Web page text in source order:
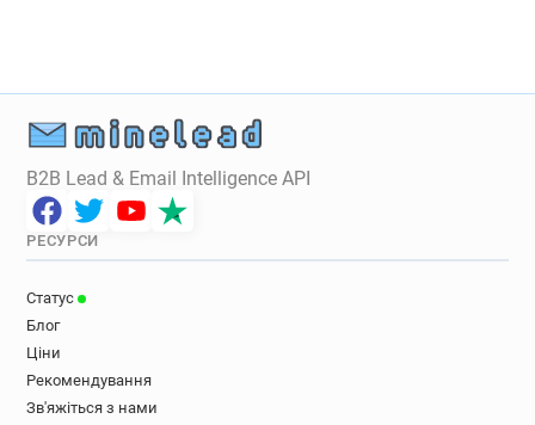
B2B Lead & Email Intelligence API
РЕСУРСИ
Статус
Блог
Ціни
Рекомендування
Зв'яжіться з нами